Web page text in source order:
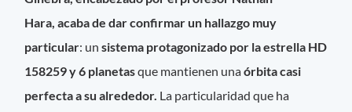
Hara, acaba de dar confirmar un hallazgo muy
particular: unsistema protagonizado por la estrella HD
158259 y 6 planetasque mantienen unaórbita casi
perfecta a su alrededor. La particularidad que ha